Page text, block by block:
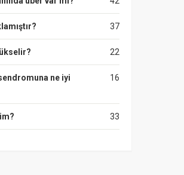
37
22
16
ne iyi
33